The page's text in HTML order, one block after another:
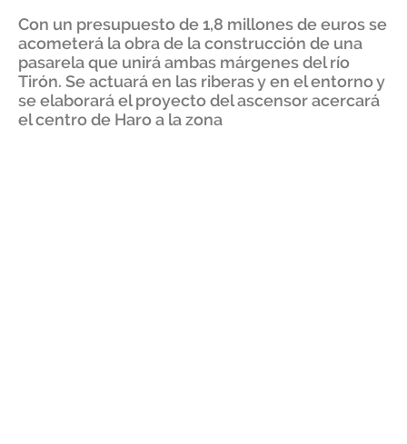
Con un presupuesto de 1,8 millones de euros se
acometerá la obra de la construcción de una
pasarela que unirá ambas márgenes del río
Tirón. Se actuará en las riberas y en el entorno y
se elaborará el proyecto del ascensor acercará
el centro de Haro a la zona